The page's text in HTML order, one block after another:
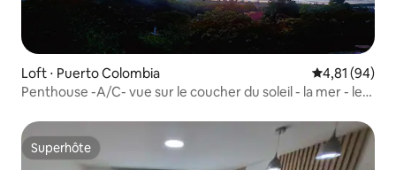
Loft ⋅ Puerto Colombia Évaluation
4,81 (94)
Penthouse -A/C- vue sur le coucher du soleil - la mer - le
Superhôte
Superhôte